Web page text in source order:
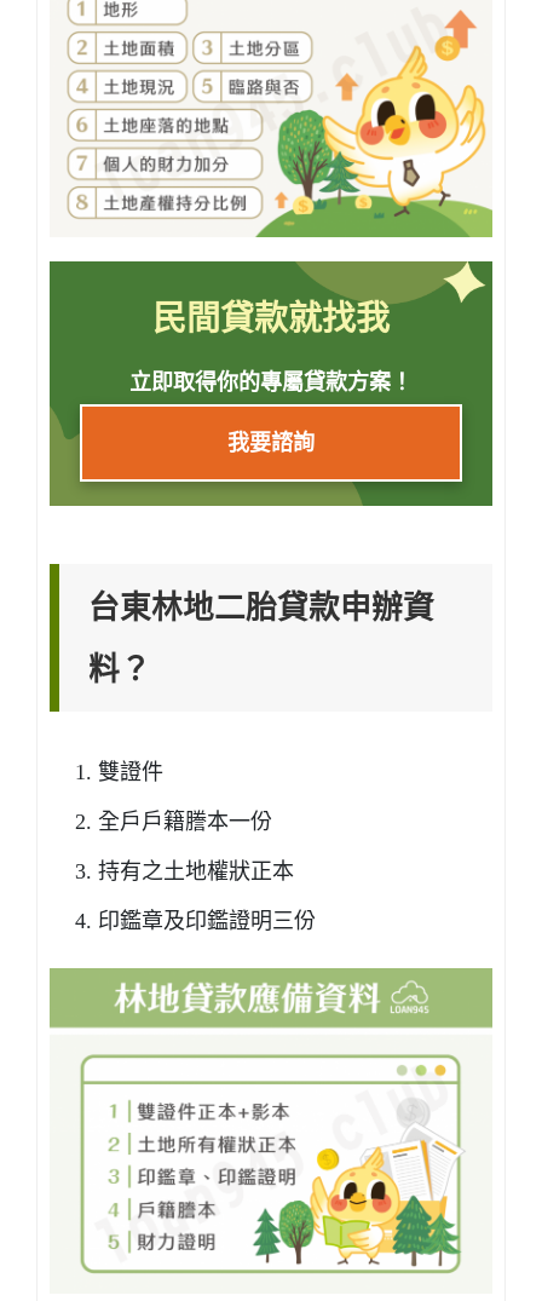
民間貸款就找我
立即取得你的專屬貸款方案！
我要諮詢
台東林地二胎貸款申辦資
料？
雙證件
全戶戶籍謄本一份
持有之土地權狀正本
印鑑章及印鑑證明三份